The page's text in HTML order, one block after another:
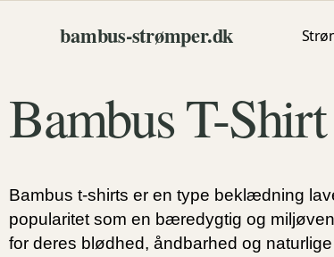
bambus‑strømper.dk
Bambus T-Shirt
Bambus t-shirts er en type beklædning
popularitet som en bæredygtig og
for deres blødhed, åndbarhed og